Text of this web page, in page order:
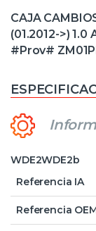
CAJA
(01.2012->)
#Prov#
WDE2WDE2b
Referencia IA
Referencia